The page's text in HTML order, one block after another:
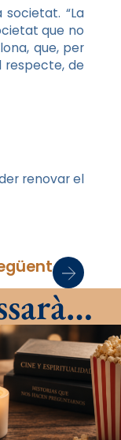
“La
que no
que, per
respecte, de
renovar el